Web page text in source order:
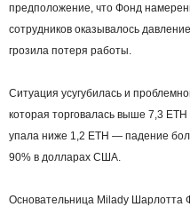
предположение, что Фонд
сотрудников оказывалось
грозила потеря работы.
Ситуация усугубилась и
которая торговалась выше 7,3
упала ниже 1,2 ETH — падение
90% в долларах США.
Основательница Milady Шарлотта